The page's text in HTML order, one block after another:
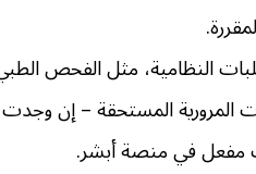
النظامية، مثل الفحص
المرورية المستحقة – إن
مفعل في منصة أبشر.